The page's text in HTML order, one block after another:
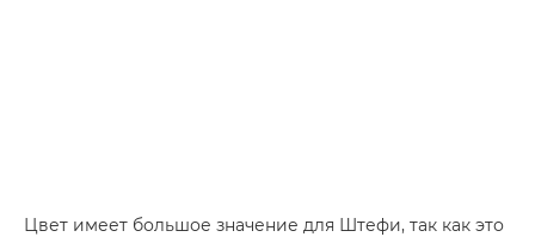
Цвет имеет большое значение для Штефи, так как это